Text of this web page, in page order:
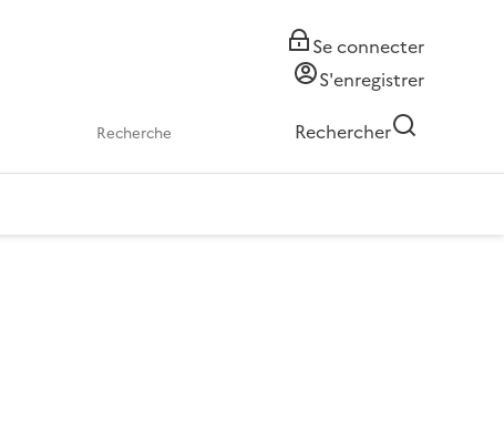
Se connecter
S'enregistrer
Rechercher